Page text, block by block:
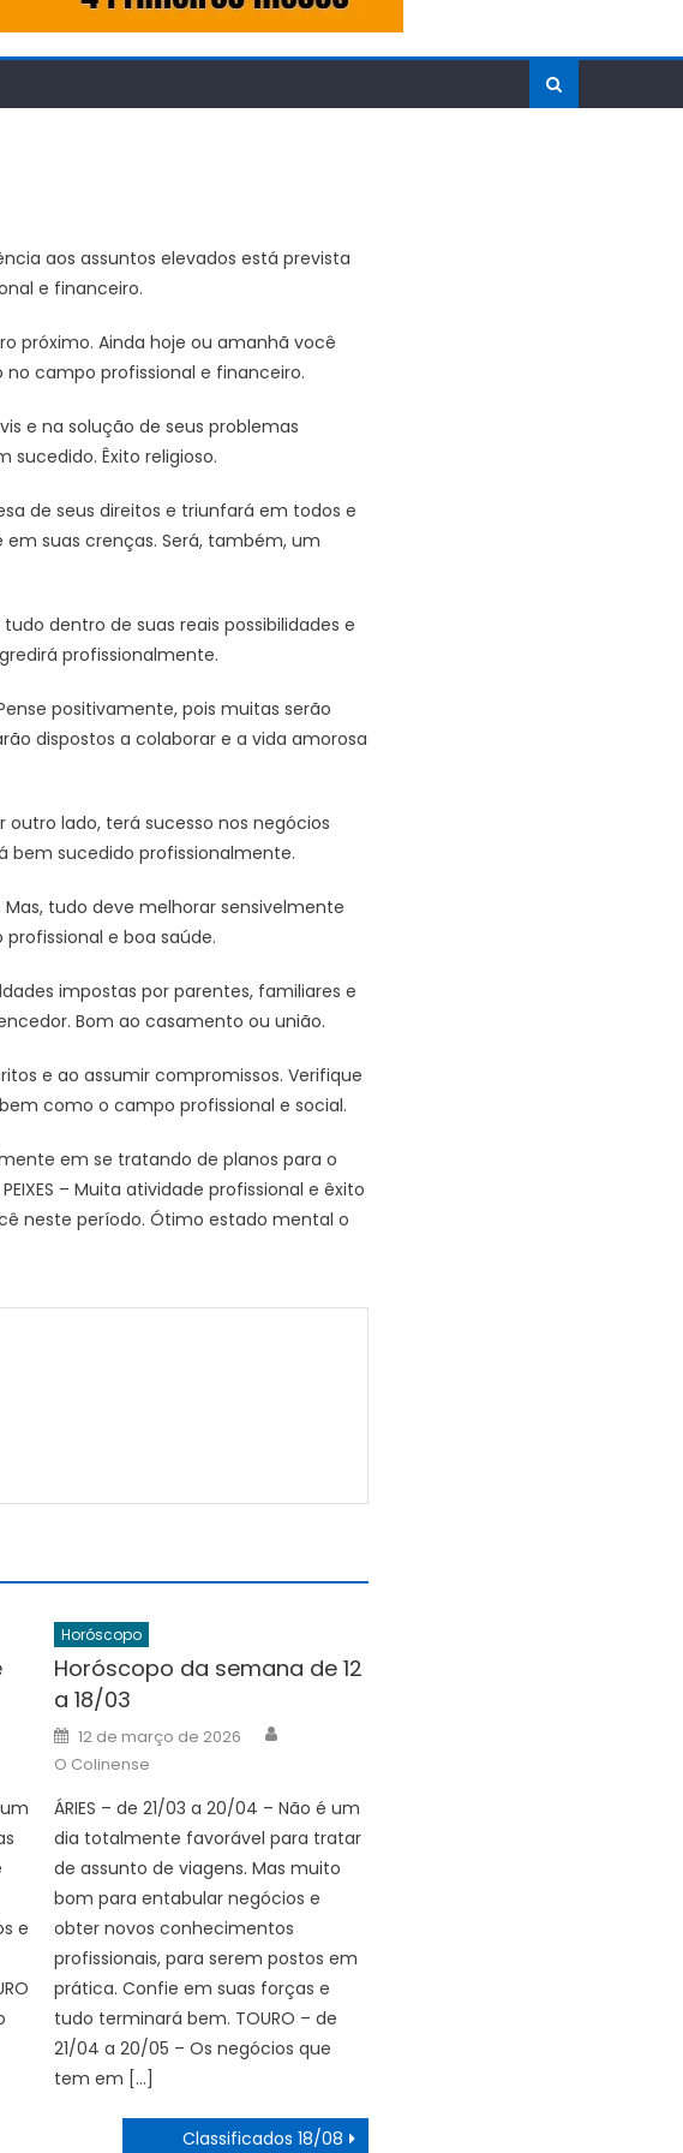
aos assuntos elevados está prevista
e financeiro.
próximo. Ainda hoje ou amanhã você
campo profissional e financeiro.
e na solução de seus problemas
sucedido. Êxito religioso.
de seus direitos e triunfará em todos e
suas crenças. Será, também, um
dentro de suas reais possibilidades e
profissionalmente.
positivamente, pois muitas serão
dispostos a colaborar e a vida amorosa
outro lado, terá sucesso nos negócios
bem sucedido profissionalmente.
tudo deve melhorar sensivelmente
e boa saúde.
impostas por parentes, familiares e
Bom ao casamento ou união.
e ao assumir compromissos. Verifique
como o campo profissional e social.
em se tratando de planos para o
– Muita atividade profissional e êxito
neste período. Ótimo estado mental o
e
Horóscopo
Horóscopo da semana de 12
a 18/03
Posted
on
12 de março de 2026
O Colinense
ÁRIES – de 21/03 a 20/04 – Não é um
dia totalmente favorável para tratar
de assunto de viagens. Mas muito
bom para entabular negócios e
obter novos conhecimentos
profissionais, para serem postos em
prática. Confie em suas forças e
tudo terminará bem. TOURO – de
21/04 a 20/05 – Os negócios que
tem em […]
Classificados 18/08